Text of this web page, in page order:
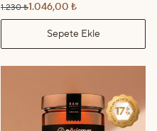
1.230 ₺1.046,00 ₺
Sepete Ekle